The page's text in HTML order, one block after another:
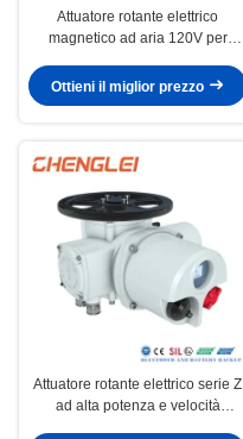
Attuatore rotante elettrico
magnetico ad aria 120V per
esterna IP68/IP67
Ottieni il miglior prezzo
Attuatore rotante elettrico serie Z
ad alta potenza e velocità